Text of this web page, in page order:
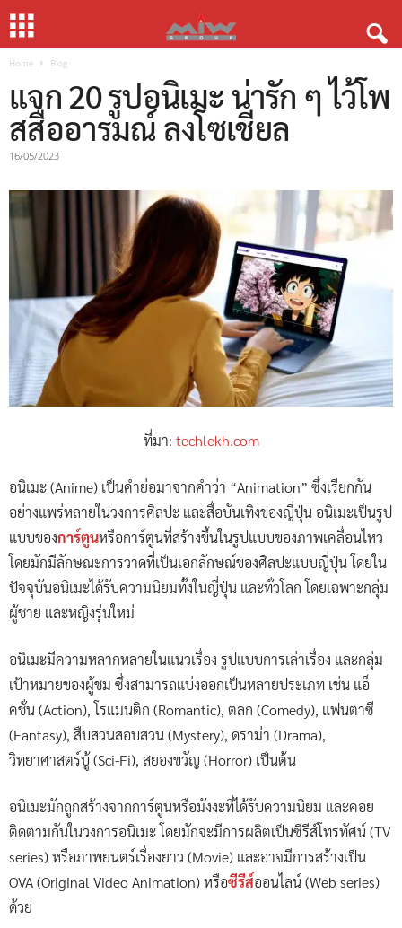
Home Blog
แจก 20 รูปอนิเมะ น่ารัก ๆ ไว้โพ
สสื่ออารมณ์ ลงโซเชียล
16/05/2023
ที่มา: techlekh.com
อนิเมะ (Anime) เป็นคำย่อมาจากคำว่า “Animation” ซึ่งเรียกกัน
อย่างแพร่หลายในวงการศิลปะ และสื่อบันเทิงของญี่ปุ่น อนิเมะเป็นรูป
แบบของการ์ตูนหรือการ์ตูนที่สร้างขึ้นในรูปแบบของภาพเคลื่อนไหว
โดยมักมีลักษณะการวาดที่เป็นเอกลักษณ์ของศิลปะแบบญี่ปุ่น โดยใน
ปัจจุบันอนิเมะได้รับความนิยมทั้งในญี่ปุ่น และทั่วโลก โดยเฉพาะกลุ่ม
ผู้ชาย และหญิงรุ่นใหม่
อนิเมะมีความหลากหลายในแนวเรื่อง รูปแบบการเล่าเรื่อง และกลุ่ม
เป้าหมายของผู้ชม ซึ่งสามารถแบ่งออกเป็นหลายประเภท เช่น แอ็
คชั่น (Action), โรแมนติก (Romantic), ตลก (Comedy), แฟนตาซี
(Fantasy), สืบสวนสอบสวน (Mystery), ดราม่า (Drama),
วิทยาศาสตร์บู้ (Sci-Fi), สยองขวัญ (Horror) เป็นต้น
อนิเมะมักถูกสร้างจากการ์ตูนหรือมังงะที่ได้รับความนิยม และคอย
ติดตามกันในวงการอนิเมะ โดยมักจะมีการผลิตเป็นซีรีส์โทรทัศน์ (TV
series) หรือภาพยนตร์เรื่องยาว (Movie) และอาจมีการสร้างเป็น
OVA (Original Video Animation) หรือซีรีส์ออนไลน์ (Web series)
ด้วย